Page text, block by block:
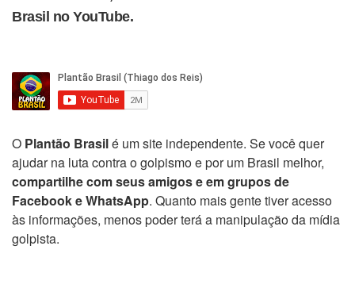
Brasil no YouTube.
O Plantão Brasilé um site independente. Se você quer
ajudar na luta contra o golpismo e por um Brasil melhor,
compartilhe com seus amigos e em grupos de
Facebook e WhatsApp. Quanto mais gente tiver acesso
às informações, menos poder terá a manipulação da mídia
golpista.